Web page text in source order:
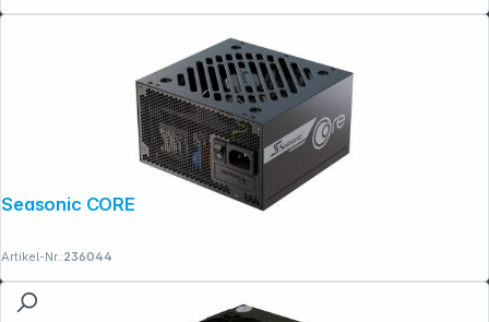
Seasonic CORE GX-850 ATX 3.1
Artikel-Nr.:236044